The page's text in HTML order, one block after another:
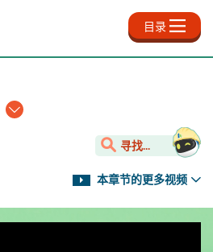
目录
寻找...
本章节的更多视频